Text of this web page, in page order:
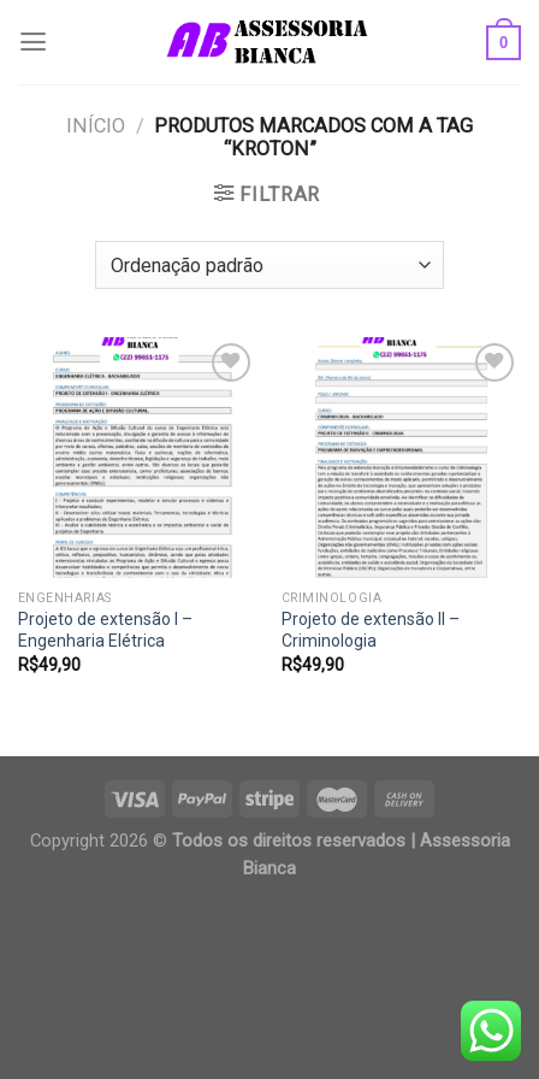
0
INÍCIO / PRODUTOS MARCADOS COM A TAG
“KROTON”
FILTRAR
Add to
wishlist
ENGENHARIAS
Projeto de extensão I –
Engenharia Elétrica
R$49,90
Add to
wishlist
CRIMINOLOGIA
Projeto de extensão II –
Criminologia
R$49,90
Copyright 2026 © Todos os direitos reservados | Assessoria
Bianca